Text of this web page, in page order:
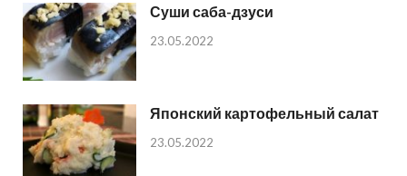
Суши саба-дзуси
23.05.2022
Японский картофельный салат
23.05.2022